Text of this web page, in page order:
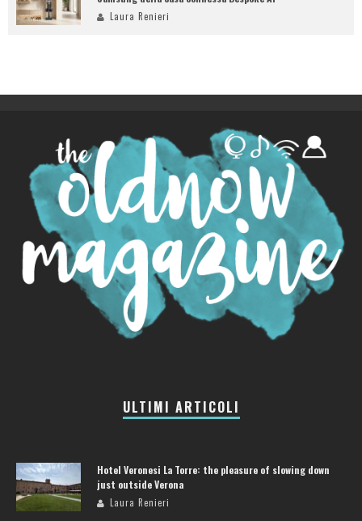
Laura Renieri
ULTIMI ARTICOLI
Hotel Veronesi La Torre: the pleasure of slowing down
just outside Verona
Laura Renieri